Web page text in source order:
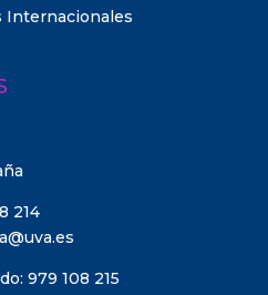
Internacionales
214
979 108 215